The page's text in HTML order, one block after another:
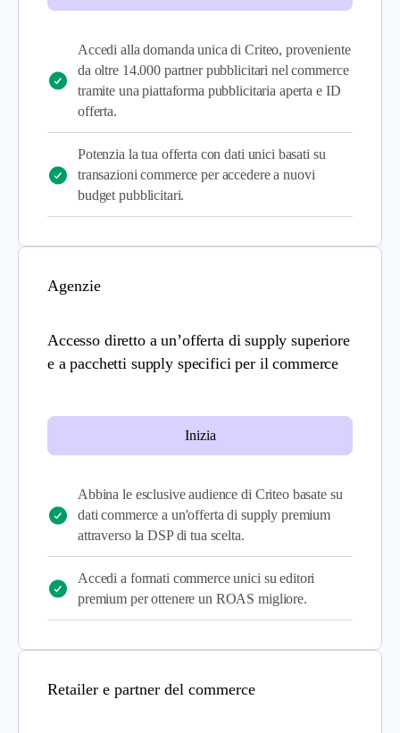
Accedi alla domanda unica di Criteo, proveniente
da oltre 14.000 partner pubblicitari nel commerce
tramite una piattaforma pubblicitaria aperta e ID
offerta.
Potenzia la tua offerta con dati unici basati su
transazioni commerce per accedere a nuovi
budget pubblicitari.
Agenzie
Accesso diretto a un’offerta di supply superiore
e a pacchetti supply specifici per il commerce
Inizia
Abbina le esclusive audience di Criteo basate su
dati commerce a un'offerta di supply premium
attraverso la DSP di tua scelta.
Accedi a formati commerce unici su editori
premium per ottenere un ROAS migliore.
Retailer e partner del commerce